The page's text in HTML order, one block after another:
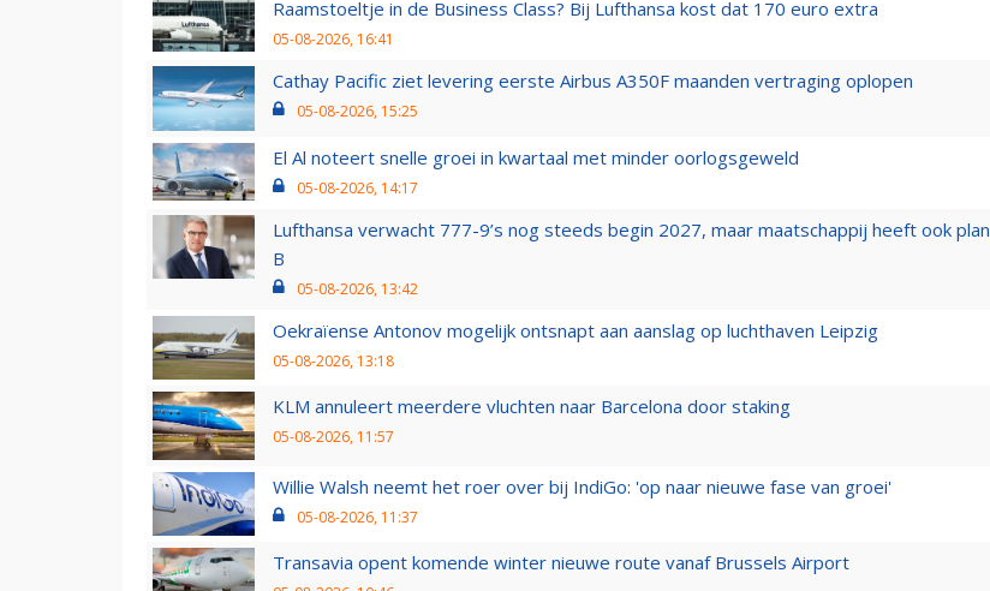
Raamstoeltje in de Business Class? Bij Lufthansa kost dat 170 euro extra
05-08-2026, 16:41
Cathay Pacific ziet levering eerste Airbus A350F maanden vertraging oplopen
05-08-2026, 15:25
El Al noteert snelle groei in kwartaal met minder oorlogsgeweld
05-08-2026, 14:17
Lufthansa verwacht 777-9’s nog steeds begin 2027, maar maatschappij heeft ook plan
B
05-08-2026, 13:42
Oekraïense Antonov mogelijk ontsnapt aan aanslag op luchthaven Leipzig
05-08-2026, 13:18
KLM annuleert meerdere vluchten naar Barcelona door staking
05-08-2026, 11:57
Willie Walsh neemt het roer over bij IndiGo: 'op naar nieuwe fase van groei'
05-08-2026, 11:37
Transavia opent komende winter nieuwe route vanaf Brussels Airport